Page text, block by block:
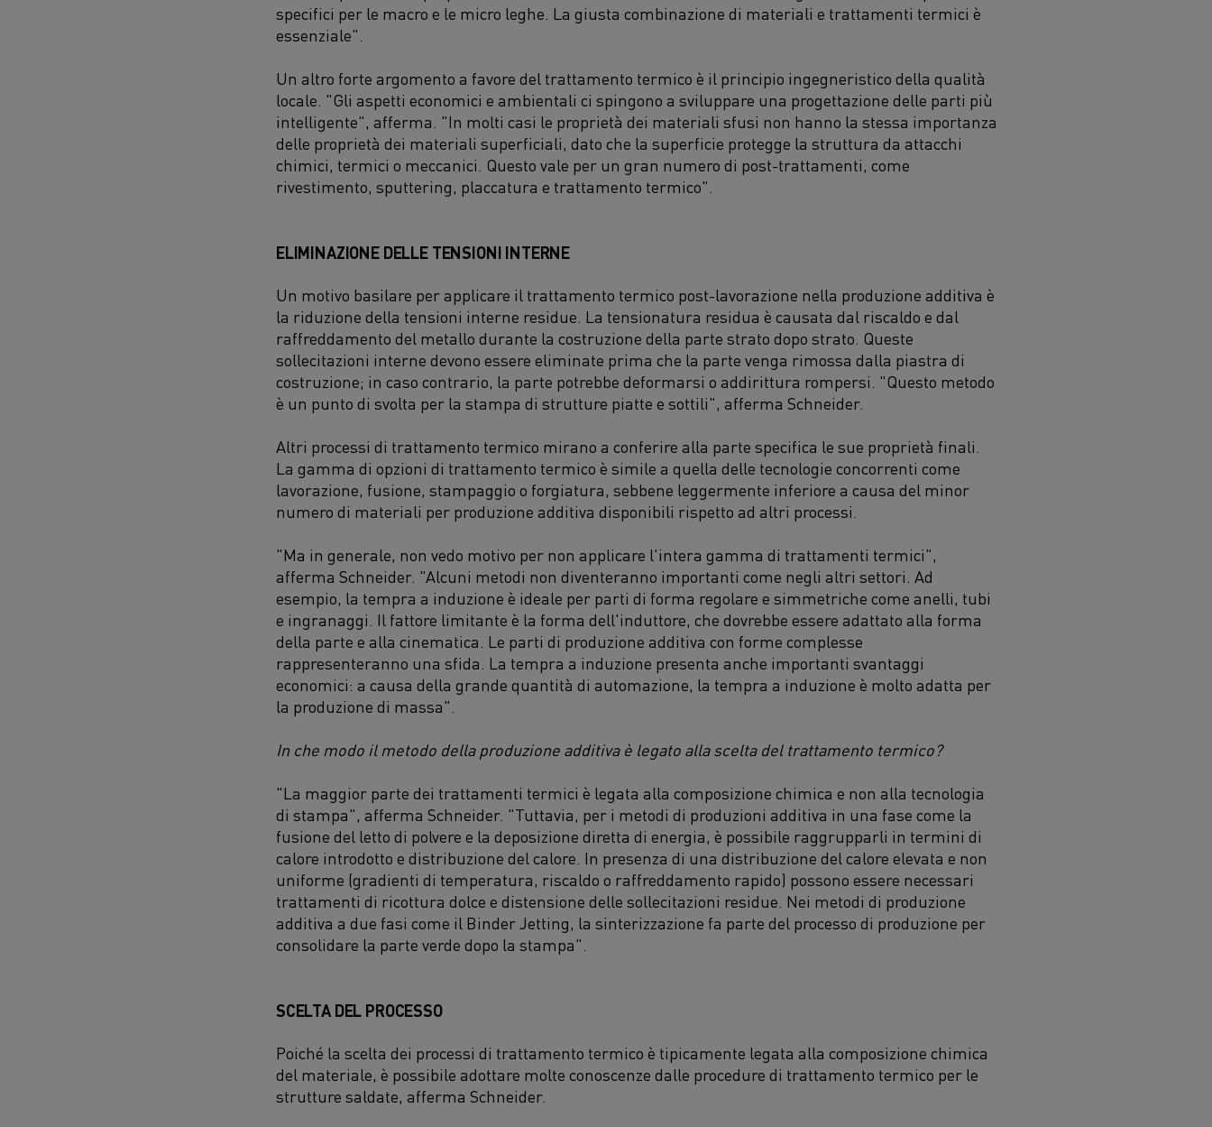
specifici per le macro e le micro leghe. La giusta combinazione di materiali e trattamenti termici è
essenziale".
Un altro forte argomento a favore del trattamento termico è il principio ingegneristico della qualità
locale. "Gli aspetti economici e ambientali ci spingono a sviluppare una progettazione delle parti più
intelligente", afferma. "In molti casi le proprietà dei materiali sfusi non hanno la stessa importanza
delle proprietà dei materiali superficiali, dato che la superficie protegge la struttura da attacchi
chimici, termici o meccanici. Questo vale per un gran numero di post-trattamenti, come
rivestimento, sputtering, placcatura e trattamento termico".
ELIMINAZIONE DELLE TENSIONI INTERNE
Un motivo basilare per applicare il trattamento termico post-lavorazione nella produzione additiva è
la riduzione della tensioni interne residue. La tensionatura residua è causata dal riscaldo e dal
raffreddamento del metallo durante la costruzione della parte strato dopo strato. Queste
sollecitazioni interne devono essere eliminate prima che la parte venga rimossa dalla piastra di
costruzione; in caso contrario, la parte potrebbe deformarsi o addirittura rompersi. "Questo metodo
è un punto di svolta per la stampa di strutture piatte e sottili", afferma Schneider.
Altri processi di trattamento termico mirano a conferire alla parte specifica le sue proprietà finali.
La gamma di opzioni di trattamento termico è simile a quella delle tecnologie concorrenti come
lavorazione, fusione, stampaggio o forgiatura, sebbene leggermente inferiore a causa del minor
numero di materiali per produzione additiva disponibili rispetto ad altri processi.
"Ma in generale, non vedo motivo per non applicare l'intera gamma di trattamenti termici",
afferma Schneider. "Alcuni metodi non diventeranno importanti come negli altri settori. Ad
esempio, la tempra a induzione è ideale per parti di forma regolare e simmetriche come anelli, tubi
e ingranaggi. Il fattore limitante è la forma dell'induttore, che dovrebbe essere adattato alla forma
della parte e alla cinematica. Le parti di produzione additiva con forme complesse
rappresenteranno una sfida. La tempra a induzione presenta anche importanti svantaggi
economici: a causa della grande quantità di automazione, la tempra a induzione è molto adatta per
la produzione di massa".
In che modo ilmetodo della produzione additiva è legato allascelta del trattamento termico?
"La maggior parte dei trattamenti termici è legata alla composizione chimica e non alla tecnologia
di stampa", afferma Schneider. "Tuttavia, per i metodi di produzioni additiva in una fase come la
fusione del letto di polvere e la deposizione diretta di energia, è possibile raggrupparli in termini di
calore introdotto e distribuzione del calore. In presenza di una distribuzione del calore elevata e non
uniforme (gradienti di temperatura, riscaldo o raffreddamento rapido) possono essere necessari
trattamenti di ricottura dolce e distensione delle sollecitazioni residue. Nei metodi di produzione
additiva a due fasi come il BinderJetting, la sinterizzazione fa parte del processo di produzione per
consolidare la parte verde dopo la stampa".
SCELTA DEL PROCESSO
Poiché la scelta dei processi di trattamento termico è tipicamente legata alla composizione chimica
del materiale, è possibile adottare molte conoscenze dalle procedure di trattamento termico per le
strutture saldate, afferma Schneider.